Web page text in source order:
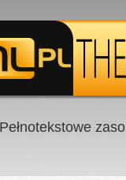
Pełnotekstowe